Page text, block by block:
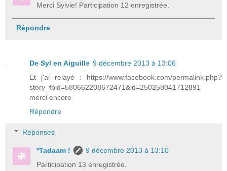
Merci Sylvie! Participation 12 enregistrée.
Répondre
De Syl en Aiguille 9 décembre 2013 à 13:06
Et j'ai relayé : https://www.facebook.com/permalink.php?
story_fbid=580662208672471&id=250258041712891
merci encore
Répondre
Réponses
*Tadaam !
9 décembre 2013 à 13:10
Participation 13 enregistrée.